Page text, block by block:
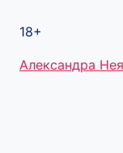
18+
Метки
Александра